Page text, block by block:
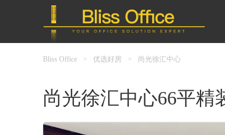
Bliss Office > 优选好房 > 尚光徐汇中心
尚光徐汇中心66平精